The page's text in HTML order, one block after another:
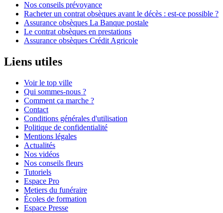
Nos conseils prévoyance
Racheter un contrat obsèques avant le décès : est-ce possible ?
Assurance obsèques La Banque postale
Le contrat obsèques en prestations
Assurance obsèques Crédit Agricole
Liens utiles
Voir le top ville
Qui sommes-nous ?
Comment ça marche ?
Contact
Conditions générales d'utilisation
Politique de confidentialité
Mentions légales
Actualités
Nos vidéos
Nos conseils fleurs
Tutoriels
Espace Pro
Metiers du funéraire
Écoles de formation
Espace Presse